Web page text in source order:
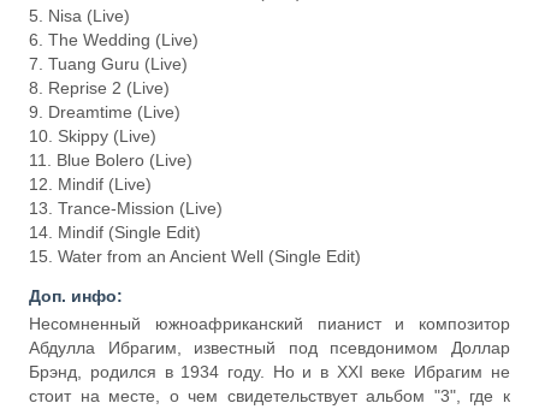
5. Nisa (Live)
6. The Wedding (Live)
7. Tuang Guru (Live)
8. Reprise 2 (Live)
9. Dreamtime (Live)
10. Skippy (Live)
11. Blue Bolero (Live)
12. Mindif (Live)
13. Trance-Mission (Live)
14. Mindif (Single Edit)
15. Water from an Ancient Well (Single Edit)
Доп. инфо:
Несомненный южноафриканский пианист и композитор
Абдулла Ибрагим, известный под псевдонимом Доллар
Брэнд, родился в 1934 году. Но и в XXI веке Ибрагим не
стоит на месте, о чем свидетельствует альбом "3", где к